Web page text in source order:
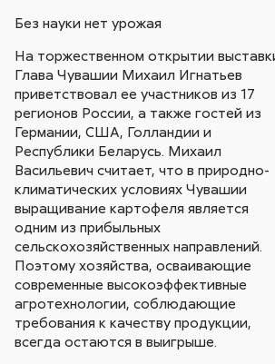
Без науки нет урожая
На торжественном открытии
Глава Чувашии Михаил Игнатьев
приветствовал ее участников из 17
регионов России, а также гостей из
Германии, США, Голландии и
Республики Беларусь. Михаил
Васильевич считает, что в природно-
климатических условиях Чувашии
выращивание картофеля является
одним из прибыльных
сельскохозяйственных направлений.
Поэтому хозяйства, осваивающие
современные высокоэффективные
агротехнологии, соблюдающие
требования к качеству продукции,
всегда остаются в выигрыше.